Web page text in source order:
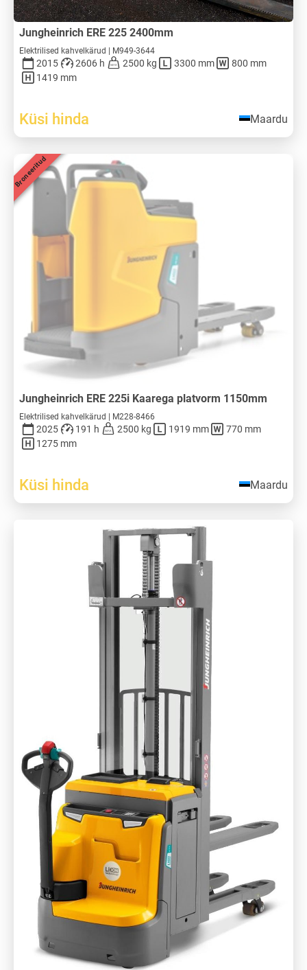
Jungheinrich ERE 225 2400mm
Elektrilised kahvelkärud | M949-3644
2015 2606 h 2500 kg 3300 mm
800 mm
1419 mm
Küsi hinda Maardu
Broneeritud
Jungheinrich ERE 225i Kaarega platvorm 1150mm
Elektrilised kahvelkärud | M228-8466
2025 191 h 2500 kg 1919 mm
770 mm
1275 mm
Küsi hinda Maardu